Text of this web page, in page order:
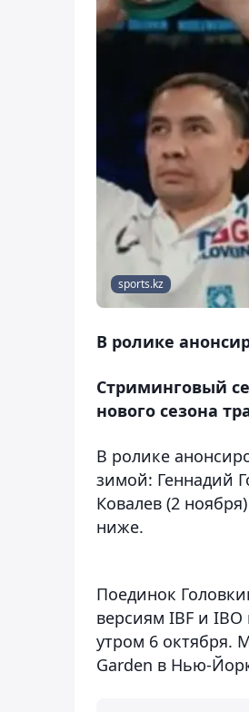
sports.kz
В ролике
Стриминговый
нового сезона
В ролике
зимой: Геннадий
Ковалев (2
ниже.
Поединок
версиям IBF и IBO
утром 6 октября.
Garden в Нью-